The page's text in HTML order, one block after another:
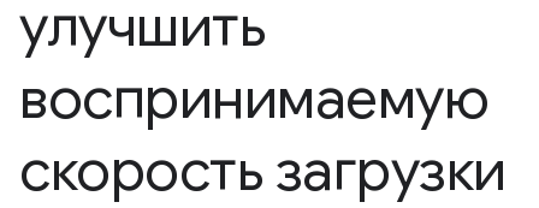
улучшить
воспринимаемую
скорость загрузки